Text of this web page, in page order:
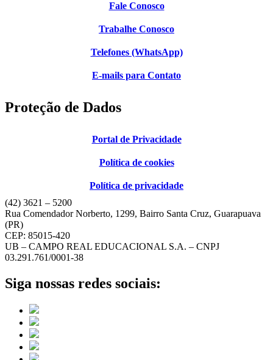
Fale Conosco
Trabalhe Conosco
Telefones (WhatsApp)
E-mails para Contato
Proteção de Dados
Portal de Privacidade
Política de cookies
Política de privacidade
(42) 3621 – 5200
Rua Comendador Norberto, 1299, Bairro Santa Cruz, Guarapuava
(PR)
CEP: 85015-420
UB – CAMPO REAL EDUCACIONAL S.A. – CNPJ
03.291.761/0001-38
Siga nossas redes sociais: